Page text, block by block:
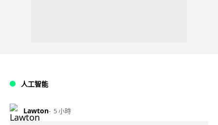
人工智能
Lawton 5 小時